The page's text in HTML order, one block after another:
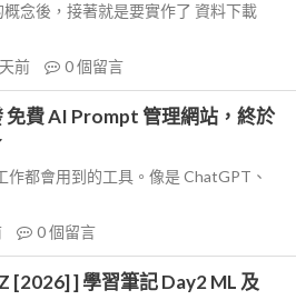
念後，接著就是要實作了 資料下載
前 0個留言
免費 AI Prompt 管理網站，終於
都會用到的工具。像是 ChatGPT、
0個留言
[2026] ] 學習筆記 Day2 ML 及